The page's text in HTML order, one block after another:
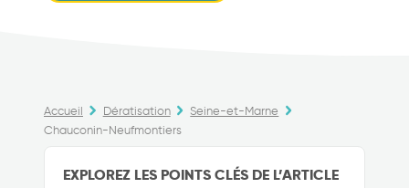
Accueil Dératisation
Seine-et-Marne
Chauconin-Neufmontiers
EXPLOREZ LES POINTS CLÉS DE L’ARTICLE